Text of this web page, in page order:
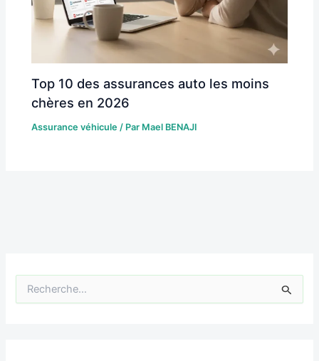
Top 10 des assurances auto les moins
chères en 2026
Assurance véhicule / Par Mael BENAJI
e